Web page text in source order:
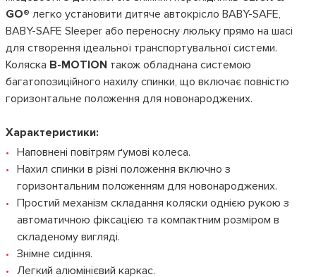
GO® легко установити дитяче автокрісло BABY-SAFE,
BABY-SAFE Sleeper або переносну люльку прямо на шасі
для створення ідеальної транспортувальної системи.
Коляска B-MOTION також обладнана системою
багатопозиційного нахилу спинки, що включає повністю
горизонтальне положення для новонароджених.
Характеристики:
Наповнені повітрям ґумові колеса.
Нахил спинки в різні положення включно з
горизонтальним положенням для новонароджених.
Простий механізм складання коляски однією рукою з
автоматичною фіксацією та компактним розміром в
складеному вигляді.
Знімне сидіння.
Легкий алюмінієвий каркас.